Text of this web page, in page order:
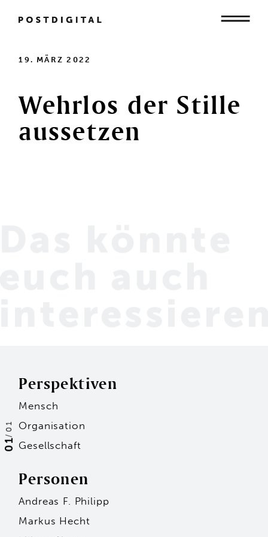
01
/
01
Mensch
Organisation
19. MÄRZ 2022
Wehrlos der Stille
aussetzen
Perspektiven
Mensch
Organisation
Gesellschaft
Personen
Andreas F. Philipp
Markus Hecht